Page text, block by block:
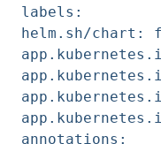
labels:
helm.sh/chart:
annotations: